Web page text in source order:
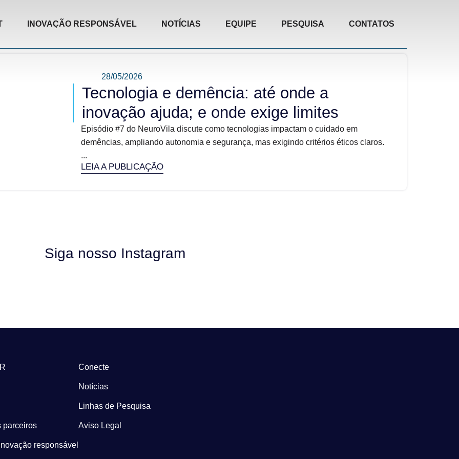
INOVAÇÃO RESPONSÁVEL NOTÍCIAS EQUIPE PESQUISA CONTATOS
28/05/2026
Tecnologia e demência: até onde a
inovação ajuda; e onde exige limites
Episódio #7 do NeuroVila discute como tecnologias impactam o cuidado em
demências, ampliando autonomia e segurança, mas exigindo critérios éticos claros.
...
LEIA A PUBLICAÇÃO
Siga nosso Instagram
parceiros
responsável
Conecte
Notícias
Linhas de Pesquisa
Aviso Legal